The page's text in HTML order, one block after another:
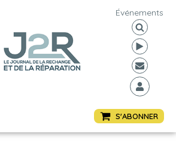
Événements
S'ABONNER